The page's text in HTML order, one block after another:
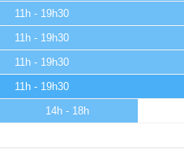
11h - 19h30
11h - 19h30
11h - 19h30
11h - 19h30
14h - 18h